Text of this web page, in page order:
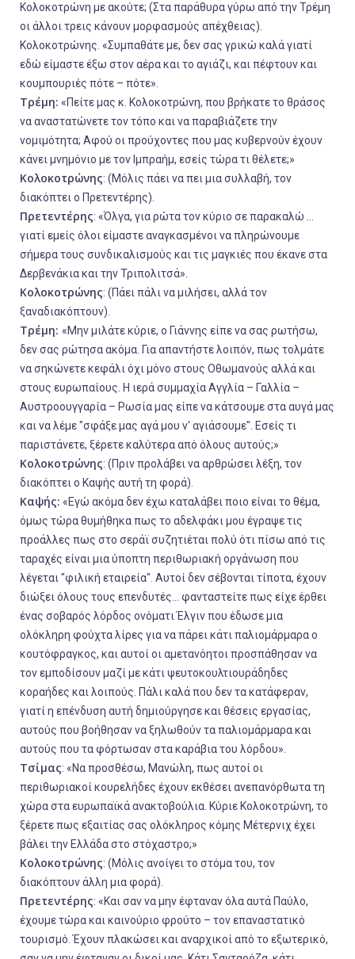
Κολοκοτρώνη με ακούτε; (Στα παράθυρα γύρω από την Τρέμη
οι άλλοι τρεις κάνουν μορφασμούς απέχθειας).
Κολοκοτρώνης. «Συμπαθάτε με, δεν σας γρικώ καλά γιατί
εδώ είμαστε έξω στον αέρα και το αγιάζι, και πέφτουν και
κουμπουριές πότε – πότε».
Τρέμη: «Πείτε μας κ. Κολοκοτρώνη, που βρήκατε το θράσος
να αναστατώνετε τον τόπο και να παραβιάζετε την
νομιμότητα; Αφού οι προύχοντες που μας κυβερνούν έχουν
κάνει μνημόνιο με τον Ιμπραήμ, εσείς τώρα τι θέλετε;»
Κολοκοτρώνης: (Μόλις πάει να πει μια συλλαβή, τον
διακόπτει ο Πρετεντέρης).
Πρετεντέρης: «Όλγα, για ρώτα τον κύριο σε παρακαλώ …
γιατί εμείς όλοι είμαστε αναγκασμένοι να πληρώνουμε
σήμερα τους συνδικαλισμούς και τις μαγκιές που έκανε στα
Δερβενάκια και την Τριπολιτσά».
Κολοκοτρώνης: (Πάει πάλι να μιλήσει, αλλά τον
ξαναδιακόπτουν).
Τρέμη: «Μην μιλάτε κύριε, ο Γιάννης είπε να σας ρωτήσω,
δεν σας ρώτησα ακόμα. Για απαντήστε λοιπόν, πως τολμάτε
να σηκώνετε κεφάλι όχι μόνο στους Οθωμανούς αλλά και
στους ευρωπαίους. Η ιερά συμμαχία Αγγλία – Γαλλία –
Αυστροουγγαρία – Ρωσία μας είπε να κάτσουμε στα αυγά μας
και να λέμε "σφάξε μας αγά μου ν' αγιάσουμε". Εσείς τι
παριστάνετε, ξέρετε καλύτερα από όλους αυτούς;»
Κολοκοτρώνης: (Πριν προλάβει να αρθρώσει λέξη, τον
διακόπτει ο Καψής αυτή τη φορά).
Καψής: «Εγώ ακόμα δεν έχω καταλάβει ποιο είναι το θέμα,
όμως τώρα θυμήθηκα πως το αδελφάκι μου έγραψε τις
προάλλες πως στο σεράϊ συζητιέται πολύ ότι πίσω από τις
ταραχές είναι μια ύποπτη περιθωριακή οργάνωση που
λέγεται "φιλική εταιρεία". Αυτοί δεν σέβονται τίποτα, έχουν
διώξει όλους τους επενδυτές… φανταστείτε πως είχε έρθει
ένας σοβαρός λόρδος ονόματι Έλγιν που έδωσε μια
ολόκληρη φούχτα λίρες για να πάρει κάτι παλιομάρμαρα ο
κουτόφραγκος, και αυτοί οι αμετανόητοι προσπάθησαν να
τον εμποδίσουν μαζί με κάτι ψευτοκουλτιουράδηδες
κοραήδες και λοιπούς. Πάλι καλά που δεν τα κατάφεραν,
γιατί η επένδυση αυτή δημιούργησε και θέσεις εργασίας,
αυτούς που βοήθησαν να ξηλωθούν τα παλιομάρμαρα και
αυτούς που τα φόρτωσαν στα καράβια του λόρδου».
Τσίμας: «Να προσθέσω, Μανώλη, πως αυτοί οι
περιθωριακοί κουρελήδες έχουν εκθέσει ανεπανόρθωτα τη
χώρα στα ευρωπαϊκά ανακτοβούλια. Κύριε Κολοκοτρώνη, το
ξέρετε πως εξαιτίας σας ολόκληρος κόμης Μέτερνιχ έχει
βάλει την Ελλάδα στο στόχαστρο;»
Κολοκοτρώνης: (Μόλις ανοίγει το στόμα του, τον
διακόπτουν άλλη μια φορά).
Πρετεντέρης: «Και σαν να μην έφταναν όλα αυτά Παύλο,
έχουμε τώρα και καινούριο φρούτο – τον επαναστατικό
τουρισμό. Έχουν πλακώσει και αναρχικοί από το εξωτερικό,